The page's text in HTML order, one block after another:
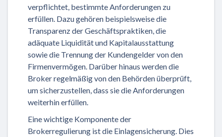
verpflichtet, bestimmte Anforderungen zu
erfüllen. Dazu gehören beispielsweise die
Transparenz der Geschäftspraktiken, die
adäquate Liquidität und Kapitalausstattung
sowie die Trennung der Kundengelder von den
Firmenvermögen. Darüber hinaus werden die
Broker regelmäßig von den Behörden überprüft,
um sicherzustellen, dass sie die Anforderungen
weiterhin erfüllen.
Eine wichtige Komponente der
Brokerregulierung ist die Einlagensicherung. Dies